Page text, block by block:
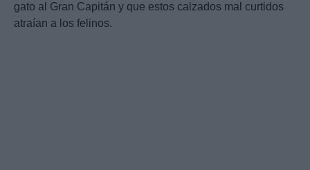
gato al Gran Capitán y que estos calzados mal curtidos
atraían a los felinos.